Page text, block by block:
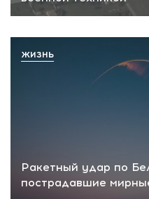
Ракетный удар по
пострадавшие
ЖИЗНЬ